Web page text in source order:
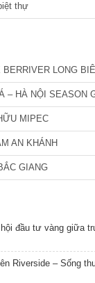
thự
LONG
– HÀ NỘI SEASON
MIPEC
AN KHÁNH
GIANG
đầu tư vàng giữa
Riverside – Sống